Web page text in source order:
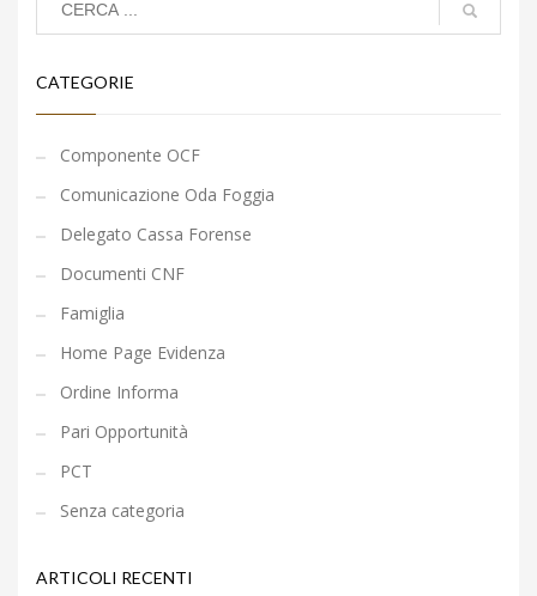
CATEGORIE
Componente OCF
Comunicazione Oda Foggia
Delegato Cassa Forense
Documenti CNF
Famiglia
Home Page Evidenza
Ordine Informa
Pari Opportunità
PCT
Senza categoria
ARTICOLI RECENTI